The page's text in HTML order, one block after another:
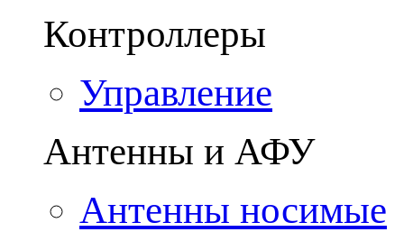
Контроллеры
Управление
Антенны и АФУ
Антенны носимые